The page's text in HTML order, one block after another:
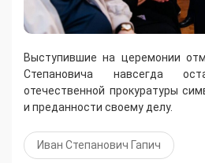
Выступившие на церемонии
Степановича навсегда
отечественной прокуратуры
и преданности своему делу.
Иван Степанович Гапич